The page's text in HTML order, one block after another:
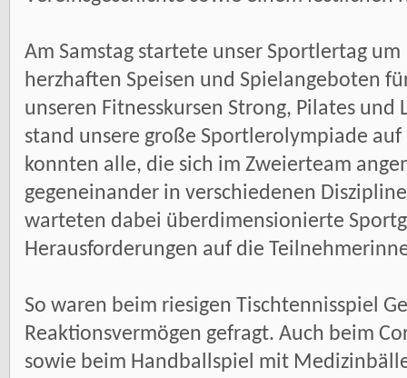
Am Samstag startete unser Sportlertag
herzhaften Speisen und Spielangeboten
unseren Fitnesskursen Strong, Pilates
stand unsere große Sportlerolympiade
konnten alle, die sich im Zweierteam
gegeneinander in verschiedenen
warteten dabei überdimensionierte
Herausforderungen auf die
So waren beim riesigen Tischtennisspiel
Reaktionsvermögen gefragt. Auch beim
sowie beim Handballspiel mit